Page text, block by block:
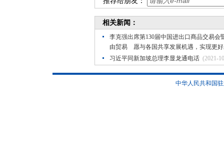
相关新闻：
李克强出席第130届中国进出口商品交易
由贸易 愿与各国共享发展机遇，实现更
习近平同新加坡总理李显龙通电话 (2021-
中华人民共和国